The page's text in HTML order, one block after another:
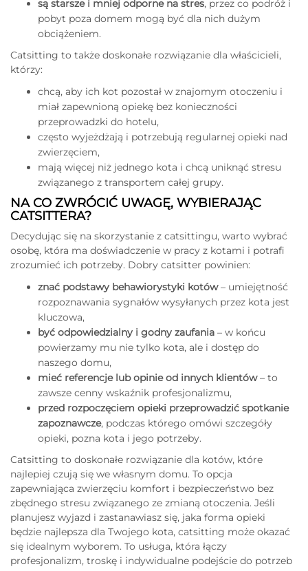
są starsze i mniej odporne na stres, przez co podróż i
pobyt poza domem mogą być dla nich dużym
obciążeniem.
Catsitting to także doskonałe rozwiązanie dla właścicieli,
którzy:
chcą, aby ich kot pozostał w znajomym otoczeniu i
miał zapewnioną opiekę bez konieczności
przeprowadzki do hotelu,
często wyjeżdżają i potrzebują regularnej opieki nad
zwierzęciem,
mają więcej niż jednego kota i chcą uniknąć stresu
związanego z transportem całej grupy.
NA CO ZWRÓCIĆ UWAGĘ, WYBIERAJĄC
CATSITTERA?
Decydując się na skorzystanie z catsittingu, warto wybrać
osobę, która ma doświadczenie w pracy z kotami i potrafi
zrozumieć ich potrzeby. Dobry catsitter powinien:
znać podstawy behawiorystyki kotów– umiejętność
rozpoznawania sygnałów wysyłanych przez kota jest
kluczowa,
być odpowiedzialny i godny zaufania – w końcu
powierzamy mu nie tylko kota, ale i dostęp do
naszego domu,
mieć referencje lub opinie od innych klientów– to
zawsze cenny wskaźnik profesjonalizmu,
przed rozpoczęciem opieki przeprowadzić spotkanie
zapoznawcze, podczas którego omówi szczegóły
opieki, pozna kota i jego potrzeby.
Catsitting to doskonałe rozwiązanie dla kotów, które
najlepiej czują się we własnym domu. To opcja
zapewniająca zwierzęciu komfort i bezpieczeństwo bez
zbędnego stresu związanego ze zmianą otoczenia. Jeśli
planujesz wyjazd i zastanawiasz się, jaka forma opieki
będzie najlepsza dla Twojego kota, catsitting może okazać
się idealnym wyborem. To usługa, która łączy
profesjonalizm, troskę i indywidualne podejście do potrzeb